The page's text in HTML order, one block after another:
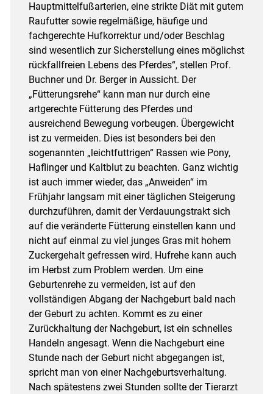
Hauptmittelfußarterien, eine strikte Diät mit gutem
Raufutter sowie regelmäßige, häufige und
fachgerechte Hufkorrektur und/oder Beschlag
sind wesentlich zur Sicherstellung eines möglichst
rückfallfreien Lebens des Pferdes“, stellen Prof.
Buchner und Dr. Berger in Aussicht. Der
„Fütterungsrehe“ kann man nur durch eine
artgerechte Fütterung des Pferdes und
ausreichend Bewegung vorbeugen. Übergewicht
ist zu vermeiden. Dies ist besonders bei den
sogenannten „leichtfuttrigen“ Rassen wie Pony,
Haflinger und Kaltblut zu beachten. Ganz wichtig
ist auch immer wieder, das „Anweiden“ im
Frühjahr langsam mit einer täglichen Steigerung
durchzuführen, damit der Verdauungstrakt sich
auf die veränderte Fütterung einstellen kann und
nicht auf einmal zu viel junges Gras mit hohem
Zuckergehalt gefressen wird. Hufrehe kann auch
im Herbst zum Problem werden. Um eine
Geburtenrehe zu vermeiden, ist auf den
vollständigen Abgang der Nachgeburt bald nach
der Geburt zu achten. Kommt es zu einer
Zurückhaltung der Nachgeburt, ist ein schnelles
Handeln angesagt. Wenn die Nachgeburt eine
Stunde nach der Geburt nicht abgegangen ist,
spricht man von einer Nachgeburtsverhaltung.
Nach spätestens zwei Stunden sollte der Tierarzt